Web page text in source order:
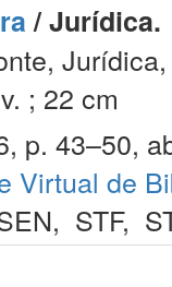
/ Jurídica.
; 22 cm
p. 43–50,
Virtual de
, STF,